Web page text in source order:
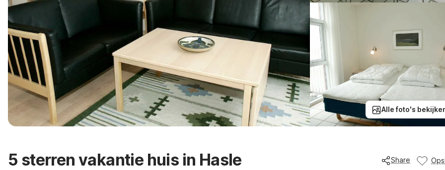
Alle foto's
5 sterren vakantie huis in Hasle Share